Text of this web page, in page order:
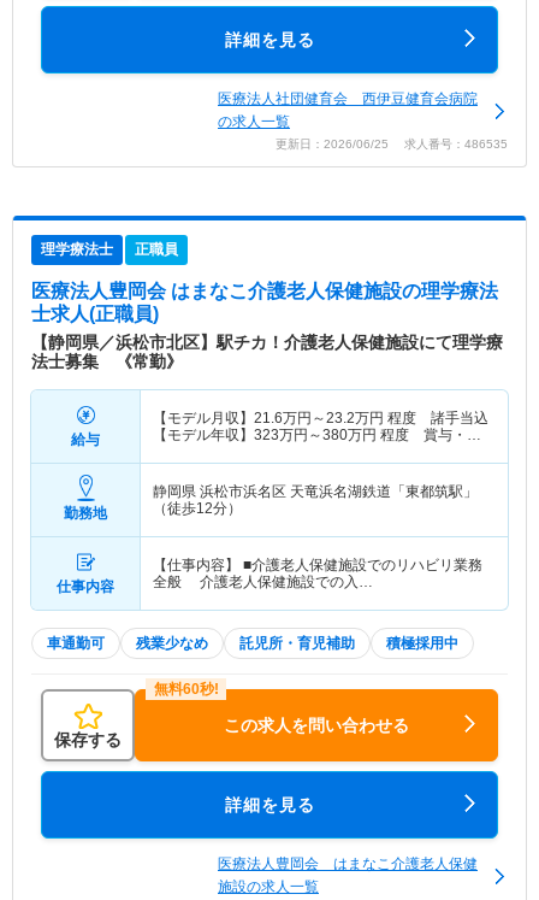
詳細を見る
医療法人社団健育会 西伊豆健育会病院
の求人一覧
更新日：2026/06/25 求人番号：486535
理学療法士 正職員
医療法人豊岡会 はまなこ介護老人保健施設の理学療法
士求人(正職員)
【静岡県／浜松市北区】駅チカ！介護老人保健施設にて理学療
法士募集 《常勤》
給与
【モデル月収】 21.6万円～23.2万円 程度 諸手当込
【モデル年収】 323万円～380万円 程度 賞与・諸
勤務地
静岡県 浜松市浜名区 天竜浜名湖鉄道「東都筑駅」
（徒歩12分）
仕事内容
【仕事内容】 ■介護老人保健施設でのリハビリ業務
全般 介護老人保健施設での入…
車通勤可 残業少なめ 託児所・育児補助 積極採用中
保存する
この求人を問い合わせる
詳細を見る
医療法人豊岡会 はまなこ介護老人保健
施設の求人一覧